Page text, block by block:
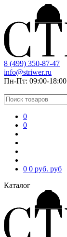
8 (499) 350-87-47
info@striwer.ru
Пн-Пт: 09:00-18:00
0
0
0 0 руб. руб
Каталог